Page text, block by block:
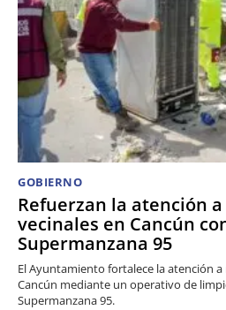
GOBIERNO
Refuerzan la atención
vecinales en Cancún
Supermanzana 95
El Ayuntamiento fortalece la atención
Cancún mediante un operativo de
Supermanzana 95.